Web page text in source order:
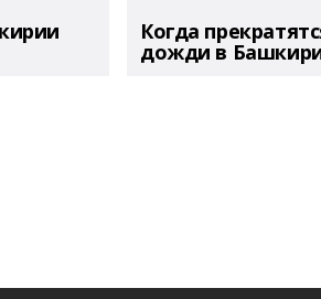
Когда
дожди в